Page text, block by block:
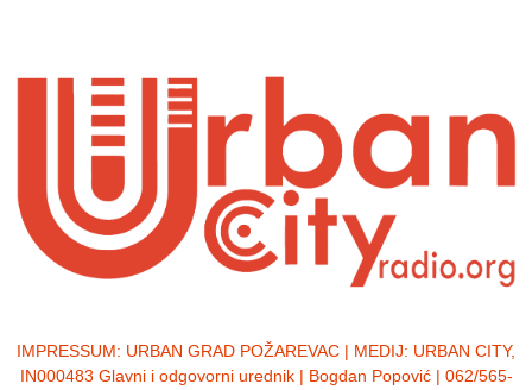
IMPRESSUM: URBAN GRAD POŽAREVAC | MEDIJ: URBAN CITY,
IN000483 Glavni i odgovorni urednik | Bogdan Popović | 062/565-